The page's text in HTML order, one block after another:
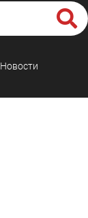
Новости